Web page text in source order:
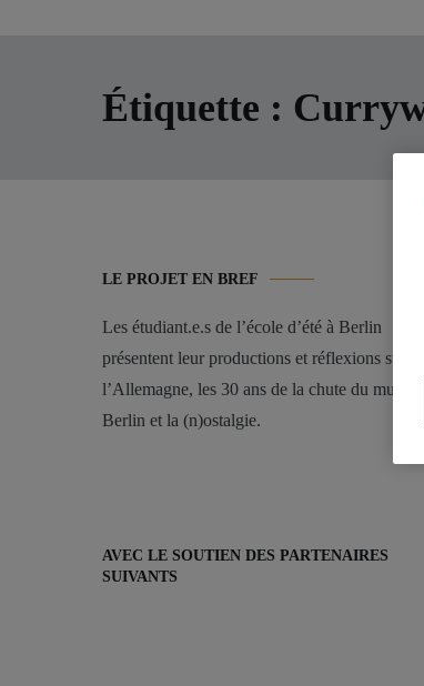
Étiquette :
LE PROJET EN BREF
Les étudiant.e.s de l’école d’été à Berlin
présentent leur productions et réflexions sur
l’Allemagne, les 30 ans de la chute du mur de
Berlin et la (n)ostalgie.
AVEC LE SOUTIEN DES PARTENAIRES
SUIVANTS